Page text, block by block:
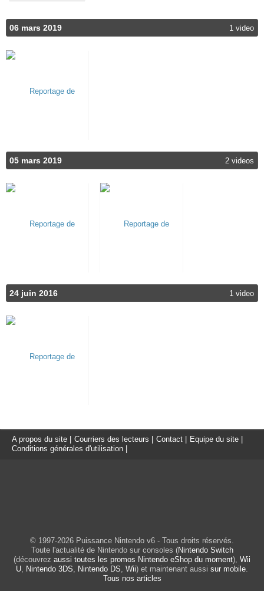
06 mars 2019 1 video
05 mars 2019 2 videos
24 juin 2016 1 video
A propos du site Courriers des lecteurs Contact Equipe du site
Conditions générales d'utilisation
© 1997-2026 Puissance Nintendo v6 - Tous droits réservés.
Toute l'actualité de Nintendo sur consoles (Nintendo Switch
(découvrez aussi toutes les promos Nintendo eShop du moment), Wii
U, Nintendo 3DS, Nintendo DS, Wii) et maintenant aussi sur mobile.
Tous nos articles